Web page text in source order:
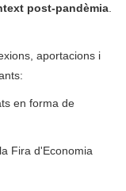
post-pandèmia
aportacions i
en forma de
Fira d'Economia